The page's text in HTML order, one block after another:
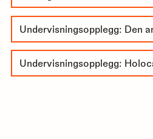
Undervisningsopplegg: Den
Undervisningsopplegg: